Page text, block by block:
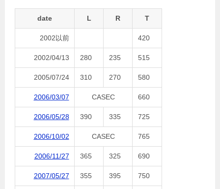
date L R T
2002以前 420
2002/04/13 280 235 515
2005/07/24 310 270 580
2006/03/07 CASEC 660
2006/05/28 390 335 725
2006/10/02 CASEC 765
2006/11/27 365 325 690
2007/05/27 355 395 750